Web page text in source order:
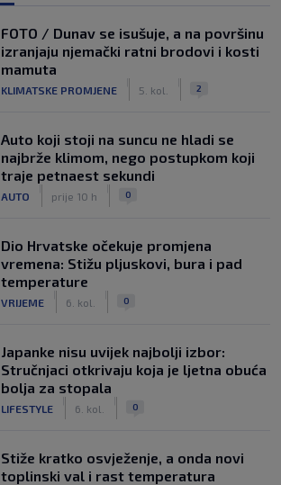
FOTO / Dunav se isušuje, a na površinu
izranjaju njemački ratni brodovi i kosti
mamuta
KLIMATSKE PROMJENE 5. kol. 2
Auto koji stoji na suncu ne hladi se
najbrže klimom, nego postupkom koji
traje petnaest sekundi
AUTO prije 10 h 0
Dio Hrvatske očekuje promjena
vremena: Stižu pljuskovi, bura i pad
temperature
VRIJEME 6. kol. 0
Japanke nisu uvijek najbolji izbor:
Stručnjaci otkrivaju koja je ljetna obuća
bolja za stopala
LIFESTYLE 6. kol. 0
Stiže kratko osvježenje, a onda novi
toplinski val i rast temperatura